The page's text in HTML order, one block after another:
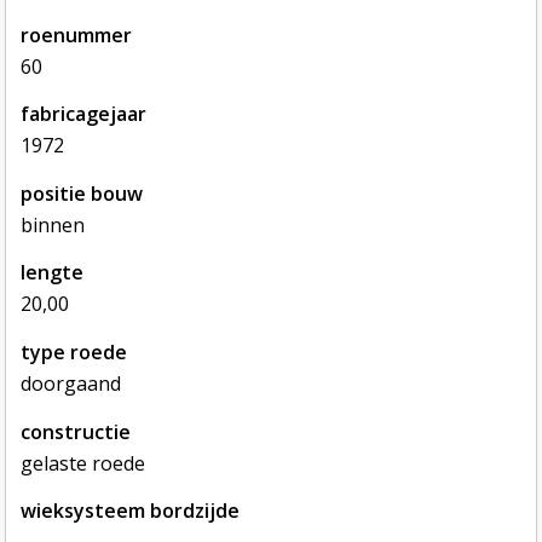
roenummer
60
fabricagejaar
1972
positie bouw
binnen
lengte
20,00
type roede
doorgaand
constructie
gelaste roede
wieksysteem bordzijde